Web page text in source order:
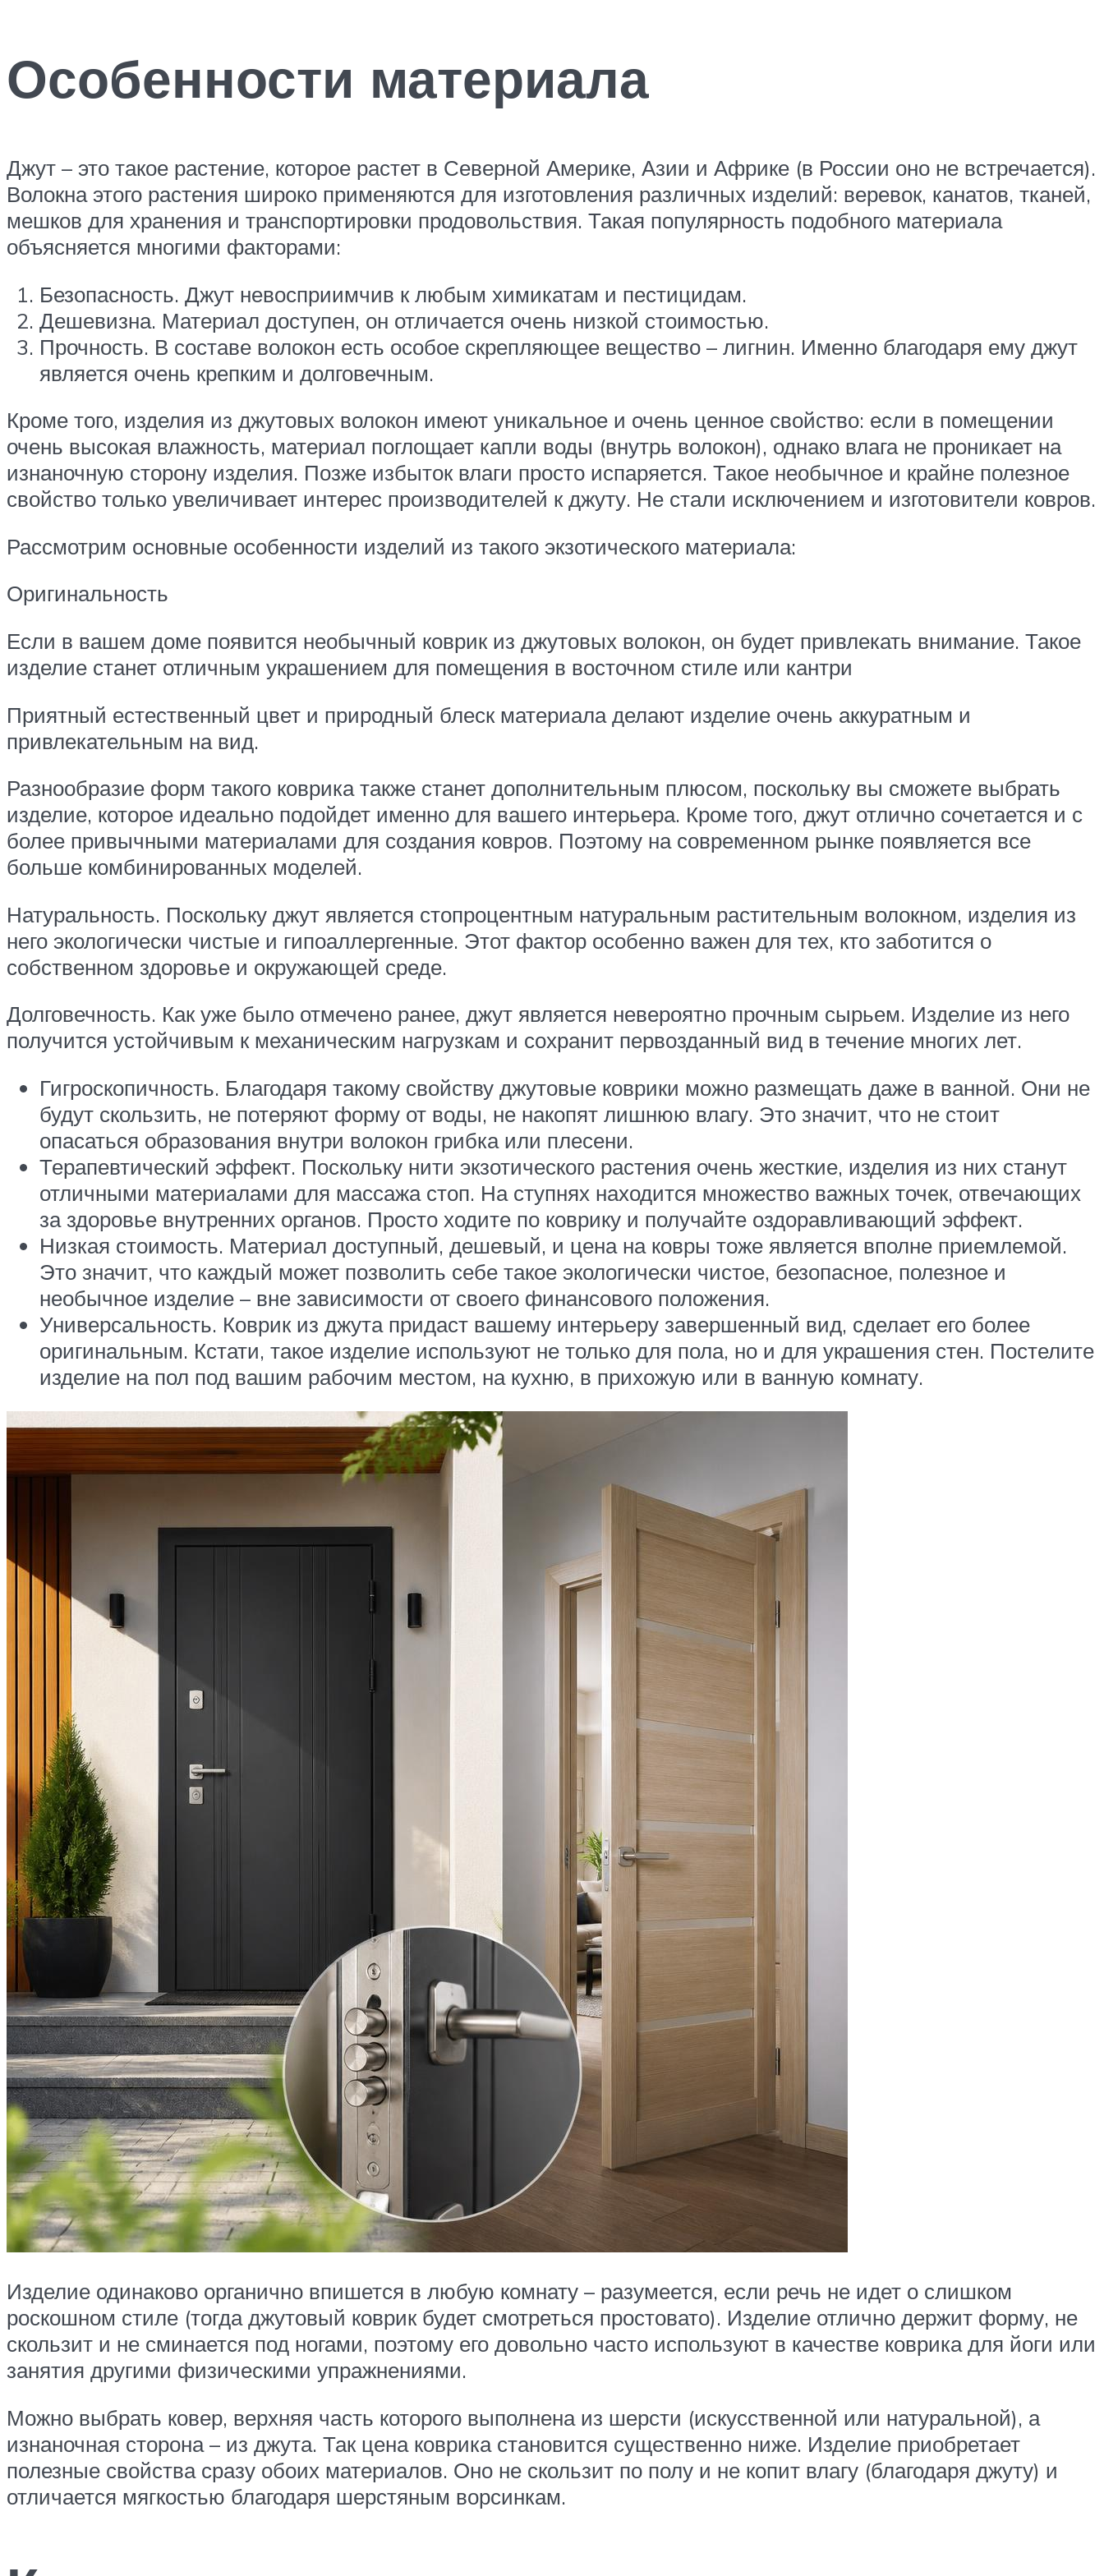
Особенности материала
Джут – это такое растение, которое растет в Северной Америке, Азии и Африке (в России оно не встречается).
Волокна этого растения широко применяются для изготовления различных изделий: веревок, канатов, тканей,
мешков для хранения и транспортировки продовольствия. Такая популярность подобного материала
объясняется многими факторами:
Безопасность. Джут невосприимчив к любым химикатам и пестицидам.
Дешевизна. Материал доступен, он отличается очень низкой стоимостью.
Прочность. В составе волокон есть особое скрепляющее вещество – лигнин. Именно благодаря ему джут
является очень крепким и долговечным.
Кроме того, изделия из джутовых волокон имеют уникальное и очень ценное свойство: если в помещении
очень высокая влажность, материал поглощает капли воды (внутрь волокон), однако влага не проникает на
изнаночную сторону изделия. Позже избыток влаги просто испаряется. Такое необычное и крайне полезное
свойство только увеличивает интерес производителей к джуту. Не стали исключением и изготовители ковров.
Рассмотрим основные особенности изделий из такого экзотического материала:
Оригинальность
Если в вашем доме появится необычный коврик из джутовых волокон, он будет привлекать внимание. Такое
изделие станет отличным украшением для помещения в восточном стиле или кантри
Приятный естественный цвет и природный блеск материала делают изделие очень аккуратным и
привлекательным на вид.
Разнообразие форм такого коврика также станет дополнительным плюсом, поскольку вы сможете выбрать
изделие, которое идеально подойдет именно для вашего интерьера. Кроме того, джут отлично сочетается и с
более привычными материалами для создания ковров. Поэтому на современном рынке появляется все
больше комбинированных моделей.
Натуральность. Поскольку джут является стопроцентным натуральным растительным волокном, изделия из
него экологически чистые и гипоаллергенные. Этот фактор особенно важен для тех, кто заботится о
собственном здоровье и окружающей среде.
Долговечность. Как уже было отмечено ранее, джут является невероятно прочным сырьем. Изделие из него
получится устойчивым к механическим нагрузкам и сохранит первозданный вид в течение многих лет.
Гигроскопичность. Благодаря такому свойству джутовые коврики можно размещать даже в ванной. Они не
будут скользить, не потеряют форму от воды, не накопят лишнюю влагу. Это значит, что не стоит
опасаться образования внутри волокон грибка или плесени.
Терапевтический эффект. Поскольку нити экзотического растения очень жесткие, изделия из них станут
отличными материалами для массажа стоп. На ступнях находится множество важных точек, отвечающих
за здоровье внутренних органов. Просто ходите по коврику и получайте оздоравливающий эффект.
Низкая стоимость. Материал доступный, дешевый, и цена на ковры тоже является вполне приемлемой.
Это значит, что каждый может позволить себе такое экологически чистое, безопасное, полезное и
необычное изделие – вне зависимости от своего финансового положения.
Универсальность. Коврик из джута придаст вашему интерьеру завершенный вид, сделает его более
оригинальным. Кстати, такое изделие используют не только для пола, но и для украшения стен. Постелите
изделие на пол под вашим рабочим местом, на кухню, в прихожую или в ванную комнату.
Изделие одинаково органично впишется в любую комнату – разумеется, если речь не идет о слишком
роскошном стиле (тогда джутовый коврик будет смотреться простовато). Изделие отлично держит форму, не
скользит и не сминается под ногами, поэтому его довольно часто используют в качестве коврика для йоги или
занятия другими физическими упражнениями.
Можно выбрать ковер, верхняя часть которого выполнена из шерсти (искусственной или натуральной), а
изнаночная сторона – из джута. Так цена коврика становится существенно ниже. Изделие приобретает
полезные свойства сразу обоих материалов. Оно не скользит по полу и не копит влагу (благодаря джуту) и
отличается мягкостью благодаря шерстяным ворсинкам.